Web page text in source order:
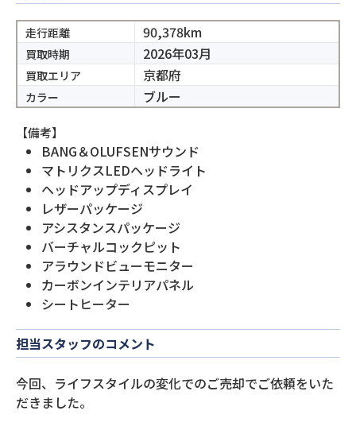
走行距離 90,378km
買取時期 2026年03月
買取エリア 京都府
カラー ブルー
【備考】
BANG＆OLUFSENサウンド
マトリクスLEDヘッドライト
ヘッドアップディスプレイ
レザーパッケージ
アシスタンスパッケージ
バーチャルコックピット
アラウンドビューモニター
カーボンインテリアパネル
シートヒーター
担当スタッフのコメント
今回、ライフスタイルの変化でのご売却でご依頼をいた
だきました。